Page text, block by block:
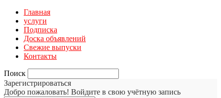
Главная
услуги
Подписка
Доска объявлений
Свежие выпуски
Контакты
Поиск
Зарегистрироваться
Добро пожаловать! Войдите в свою учётную запись